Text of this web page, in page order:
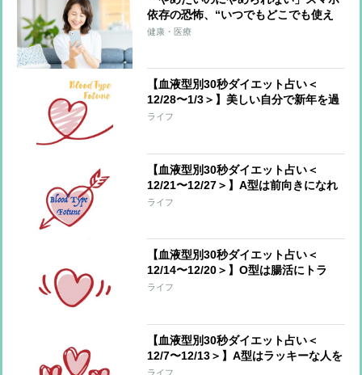
依存の恐怖、“いつでもどこでも使え
る”ことが最大の要因 ストレスを抱
健康・医療
【血液型別30秒ダイエット占い＜
12/28〜1/3＞】美しい自分で新年を過
ごすアドバイス！今週のあなたの運勢
ライフ
【血液型別30秒ダイエット占い＜
12/21〜12/27＞】A型は前向きになれ
るとき、AB型は新年に向けていいスタ
ライフ
【血液型別30秒ダイエット占い＜
12/14〜12/20＞】O型は腸活にトラ
イ！AB型は成功した減量法を再開して
ライフ
【血液型別30秒ダイエット占い＜
12/7〜12/13＞】A型はラッキーな人を
味方に、B型は溜め込んだものが溢れ
ライフ